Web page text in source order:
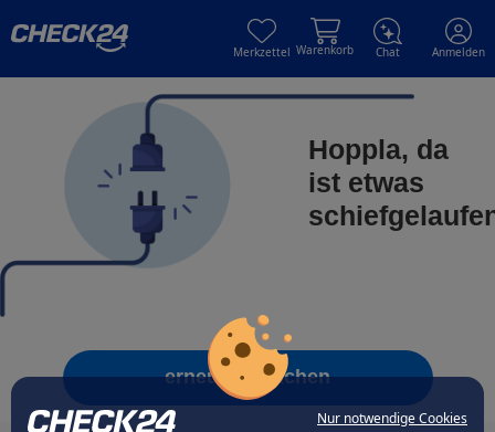
Nur notwendige Cookies
Merkzettel Warenkorb Chat Anmelden
Hoppla, da
ist etwas
erneut versuchen